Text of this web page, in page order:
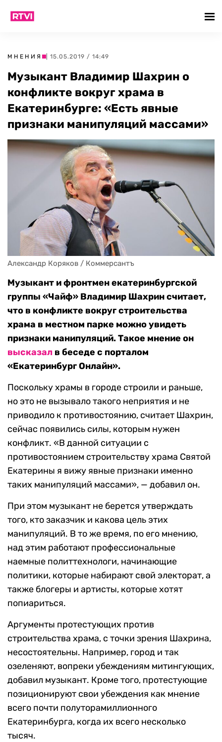
МНЕНИЯ | 15.05.2019 / 14:49
Музыкант Владимир Шахрин о
конфликте вокруг храма в
Екатеринбурге: «Есть явные
признаки манипуляций массами»
Александр Коряков / Коммерсантъ
Музыкант и фронтмен екатеринбургской
группы «Чайф» Владимир Шахрин считает,
что в конфликте вокруг строительства
храма в местном парке можно увидеть
признаки манипуляций. Такое мнение он
высказал в беседе с порталом
«Екатеринбург Онлайн».
Поскольку храмы в городе строили и раньше,
но это не вызывало такого неприятия и не
приводило к противостоянию, считает Шахрин,
сейчас появились силы, которым нужен
конфликт. «В данной ситуации с
противостоянием строительству храма Святой
Екатерины я вижу явные признаки именно
таких манипуляций массами», — добавил он.
При этом музыкант не берется утверждать
того, кто заказчик и какова цель этих
манипуляций. В то же время, по его мнению,
над этим работают профессиональные
наемные политтехнологи, начинающие
политики, которые набирают свой электорат, а
также блогеры и артисты, которые хотят
попиариться.
Аргументы протестующих против
строительства храма, с точки зрения Шахрина,
несостоятельны. Например, город и так
озеленяют, вопреки убеждениям митингующих,
добавил музыкант. Кроме того, протестующие
позиционируют свои убеждения как мнение
всего почти полуторамиллионного
Екатеринбурга, когда их всего несколько
тысяч.